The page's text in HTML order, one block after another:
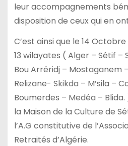
leur accompagnements
disposition de ceux qui en
C’est ainsi que le 14
13 wilayates ( Alger – Sétif –
Bou Arréridj – Mostaganem
Relizane- Skikda – M’sila –
Boumerdes – Medéa –
la Maison de la Culture de
l’A.G constitutive de
Retraités d’Algérie.